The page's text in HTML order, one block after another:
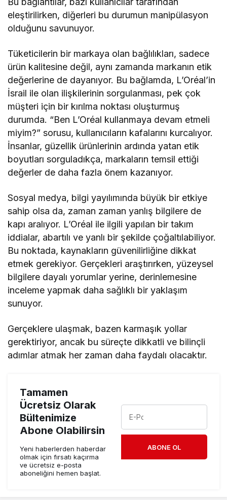
eleştirilirken, diğerleri bu durumun manipülasyon
olduğunu savunuyor.
Tüketicilerin bir markaya olan bağlılıkları, sadece
ürün kalitesine değil, aynı zamanda markanın etik
değerlerine de dayanıyor. Bu bağlamda, L’Oréal’in
İsrail ile olan ilişkilerinin sorgulanması, pek çok
müşteri için bir kırılma noktası oluşturmuş
durumda. “Ben L’Oréal kullanmaya devam etmeli
miyim?” sorusu, kullanıcıların kafalarını kurcalıyor.
İnsanlar, güzellik ürünlerinin ardında yatan etik
boyutları sorguladıkça, markaların temsil ettiği
değerler de daha fazla önem kazanıyor.
Sosyal medya, bilgi yayılımında büyük bir etkiye
sahip olsa da, zaman zaman yanlış bilgilere de
kapı aralıyor. L’Oréal ile ilgili yapılan bir takım
iddialar, abartılı ve yanlı bir şekilde çoğaltılabiliyor.
Bu noktada, kaynakların güvenilirliğine dikkat
etmek gerekiyor. Gerçekleri araştırırken, yüzeysel
bilgilere dayalı yorumlar yerine, derinlemesine
inceleme yapmak daha sağlıklı bir yaklaşım
sunuyor.
Gerçeklere ulaşmak, bazen karmaşık yollar
gerektiriyor, ancak bu süreçte dikkatli ve bilinçli
adımlar atmak her zaman daha faydalı olacaktır.
Tamamen
Ücretsiz Olarak
Bültenimize
Abone Olabilirsin
Yeni haberlerden haberdar
olmak için fırsatı kaçırma
ve ücretsiz e-posta
aboneliğini hemen başlat.
ABONE OL